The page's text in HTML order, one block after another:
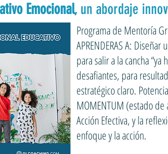
Emocional, un abordaje
Programa de Mentoría
APRENDERAS A:
para salir a la cancha
desafiantes, para
estratégico claro.
MOMENTUM (estado
Acción Efectiva, y la
enfoque y la acción.